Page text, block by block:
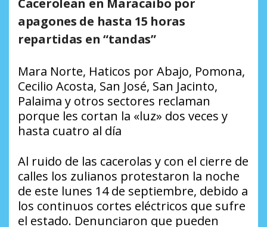
Cacerolean en Maracaibo por
apagones de hasta 15 horas
repartidas en “tandas”
Mara Norte, Haticos por Abajo, Pomona,
Cecilio Acosta, San José, San Jacinto,
Palaima y otros sectores reclaman
porque les cortan la «luz» dos veces y
hasta cuatro al día
Al ruido de las cacerolas y con el cierre de
calles los zulianos protestaron la noche
de este lunes 14 de septiembre, debido a
los continuos cortes eléctricos que sufre
el estado. Denunciaron que pueden